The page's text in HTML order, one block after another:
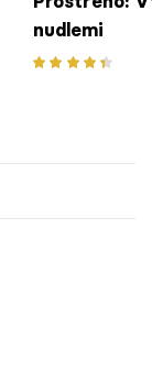
nudlemi